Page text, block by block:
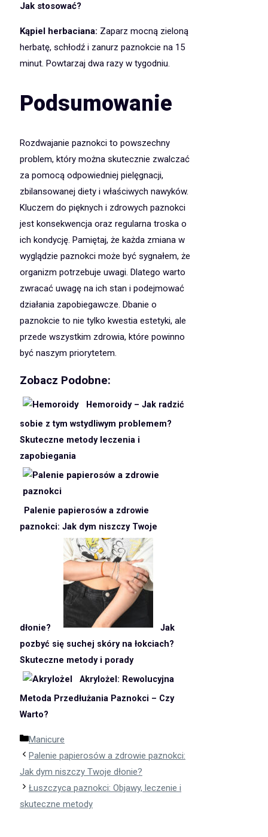
Jak stosować?
Kąpiel herbaciana: Zaparz mocną zieloną
herbatę, schłodź i zanurz paznokcie na 15
minut. Powtarzaj dwa razy w tygodniu.
Podsumowanie
Rozdwajanie paznokci to powszechny
problem, który można skutecznie zwalczać
za pomocą odpowiedniej pielęgnacji,
zbilansowanej diety i właściwych nawyków.
Kluczem do pięknych i zdrowych paznokci
jest konsekwencja oraz regularna troska o
ich kondycję. Pamiętaj, że każda zmiana w
wyglądzie paznokci może być sygnałem, że
organizm potrzebuje uwagi. Dlatego warto
zwracać uwagę na ich stan i podejmować
działania zapobiegawcze. Dbanie o
paznokcie to nie tylko kwestia estetyki, ale
przede wszystkim zdrowia, które powinno
być naszym priorytetem.
Zobacz Podobne:
Hemoroidy – Jak radzić
sobie z tym wstydliwym problemem?
Skuteczne metody leczenia i
zapobiegania
Palenie papierosów a zdrowie
paznokci: Jak dym niszczy Twoje
dłonie?
Jak
pozbyć się suchej skóry na łokciach?
Skuteczne metody i porady
Akrylożel: Rewolucyjna
Metoda Przedłużania Paznokci – Czy
Warto?
Kategorie
Manicure
Palenie papierosów a zdrowie paznokci:
Jak dym niszczy Twoje dłonie?
Łuszczyca paznokci: Objawy, leczenie i
skuteczne metody